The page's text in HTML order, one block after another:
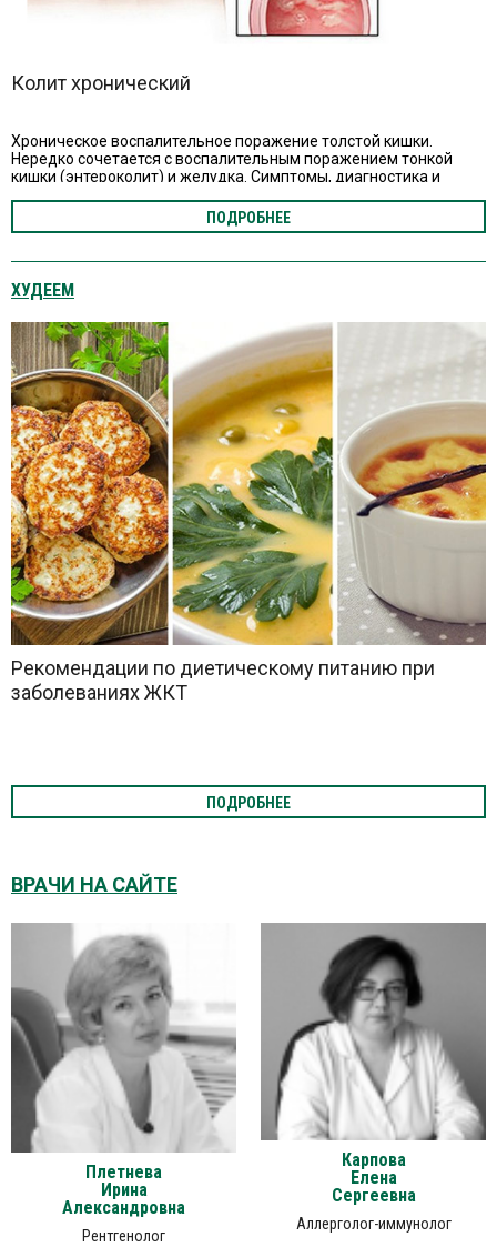
Колит хронический
Хроническое воспалительное поражение толстой кишки.
Нередко сочетается с воспалительным поражением тонкой
кишки (энтероколит) и желудка. Симптомы, диагностика и
ПОДРОБНЕЕ
ХУДЕЕМ
Рекомендации по диетическому питанию при
заболеваниях ЖКТ
ПОДРОБНЕЕ
ВРАЧИ НА САЙТЕ
Плетнева
Ирина
Александровна
Рентгенолог
Карпова
Елена
Сергеевна
Аллерголог-иммунолог